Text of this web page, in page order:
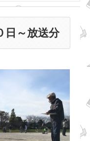
日～放送分